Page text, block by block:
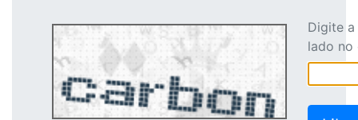
Digite
lado no